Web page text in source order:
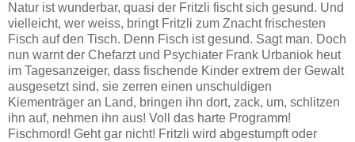
Natur ist wunderbar, quasi der Fritzli fischt sich gesund. Und
vielleicht, wer weiss, bringt Fritzli zum Znacht frischesten
Fisch auf den Tisch. Denn Fisch ist gesund. Sagt man. Doch
nun warnt der Chefarzt und Psychiater Frank Urbaniok heut
im Tagesanzeiger, dass fischende Kinder extrem der Gewalt
ausgesetzt sind, sie zerren einen unschuldigen
Kiementräger an Land, bringen ihn dort, zack, um, schlitzen
ihn auf, nehmen ihn aus! Voll das harte Programm!
Fischmord! Geht gar nicht! Fritzli wird abgestumpft oder